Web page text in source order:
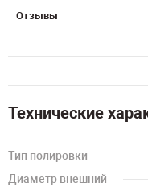
Отзывы
Технические
Тип полировки
Диаметр внешний